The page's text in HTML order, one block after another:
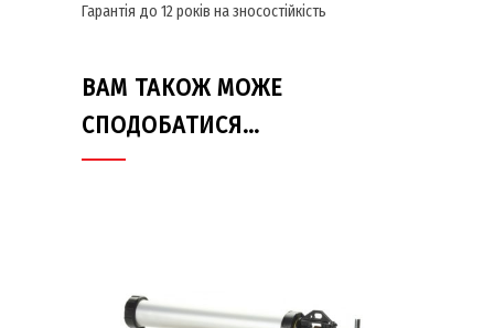
Гарантія до 12 років на зносостійкість
ВАМ ТАКОЖ МОЖЕ
СПОДОБАТИСЯ…